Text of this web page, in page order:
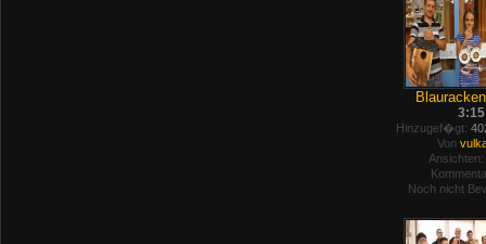
3:15
Hinzugef�gt:
Von
Ansichten:
Noch nicht